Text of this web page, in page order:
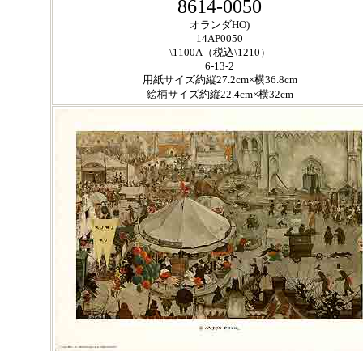
8614-0050
オランダHO)
14AP0050
\1100A（税込\1210）
6-13-2
用紙サイズ約縦27.2cm×横36.8cm
絵柄サイズ約縦22.4cm×横32cm